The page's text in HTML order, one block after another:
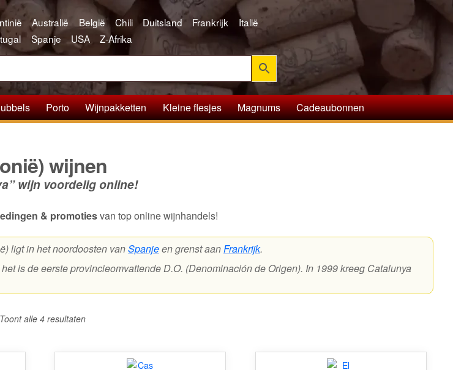
Australië België Chili Duitsland Frankrijk
Italië
Spanje USA Z-Afrika
Porto Wijnpakketten Kleine flesjes Magnums Cadeaubonnen
wijnen
wijn voordelig online!
& promotiesvan top online wijnhandels!
ligt in het noordoosten vanSpanjeen grenst aanFrankrijk.
is de eerste provincieomvattende D.O. (Denominación de Origen). In 1999 kreeg Catalunya
Toont alle 4 resultatenGesorteerd